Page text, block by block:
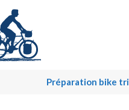
Préparation bike